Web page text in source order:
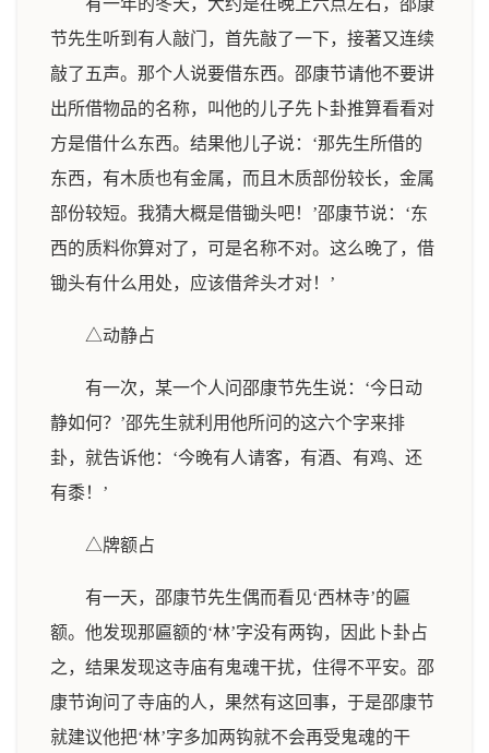
有一年的冬天，大约是在晚上六点左右，邵康
节先生听到有人敲门，首先敲了一下，接著又连续
敲了五声。那个人说要借东西。邵康节请他不要讲
出所借物品的名称，叫他的儿子先卜卦推算看看对
方是借什么东西。结果他儿子说：‘那先生所借的
东西，有木质也有金属，而且木质部份较长，金属
部份较短。我猜大概是借锄头吧！’邵康节说：‘东
西的质料你算对了，可是名称不对。这么晚了，借
锄头有什么用处，应该借斧头才对！’
△动静占
有一次，某一个人问邵康节先生说：‘今日动
静如何？’邵先生就利用他所问的这六个字来排
卦，就告诉他：‘今晚有人请客，有酒、有鸡、还
有黍！’
△牌额占
有一天，邵康节先生偶而看见‘西林寺’的匾
额。他发现那匾额的‘林’字没有两钩，因此卜卦占
之，结果发现这寺庙有鬼魂干扰，住得不平安。邵
康节询问了寺庙的人，果然有这回事，于是邵康节
就建议他把‘林’字多加两钩就不会再受鬼魂的干